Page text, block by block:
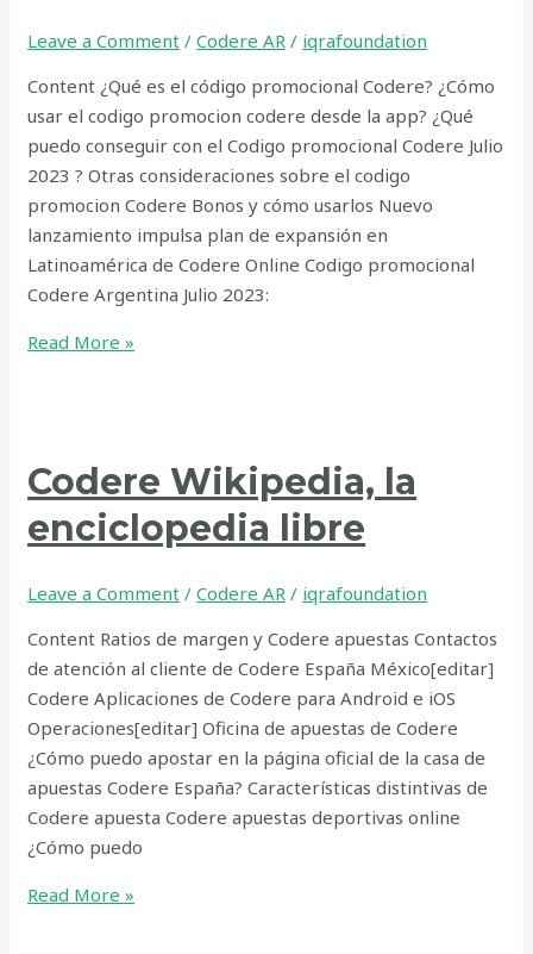
Leave a Comment /Codere AR / iqrafoundation
Content ¿Qué es el código promocional Codere? ¿Cómo
usar el codigo promocion codere desde la app? ¿Qué
puedo conseguir con el Codigo promocional Codere Julio
2023 ? Otras consideraciones sobre el codigo
promocion Codere Bonos y cómo usarlos Nuevo
lanzamiento impulsa plan de expansión en
Latinoamérica de Codere Online Codigo promocional
Codere Argentina Julio 2023:
Read More »
Codere Wikipedia, la
enciclopedia libre
Leave a Comment /Codere AR / iqrafoundation
Content Ratios de margen y Codere apuestas Contactos
de atención al cliente de Codere España México[editar]
Codere Aplicaciones de Codere para Android e iOS
Operaciones[editar] Oficina de apuestas de Codere
¿Cómo puedo apostar en la página oficial de la casa de
apuestas Codere España? Características distintivas de
Codere apuesta Codere apuestas deportivas online
¿Cómo puedo
Read More »